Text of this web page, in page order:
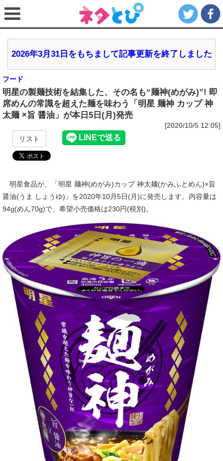
2026年3月31日をもちまして記事更新を終了しました
フード
明星の製麺技術を結集した、その名も“麺神(めがみ)”! 即
席めんの常識を超えた麺を味わう「明星 麺神 カップ 神
太麺 ×旨 醤油」が本日5日(月)発売
[2020/10/5 12:05]
リスト
明星食品が、「明星 麺神(めがみ)カップ 神太麺(かみふとめん)×旨
醤油(うま しょうゆ)」を2020年10月5日(月)に発売します。内容量は
94g(めん70g)で、希望小売価格は230円(税別)。